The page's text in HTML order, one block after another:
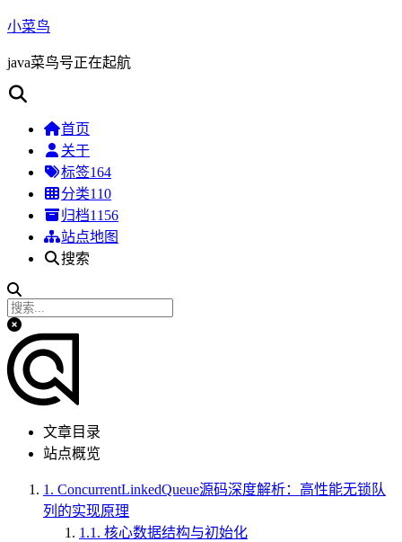
小菜鸟
java菜鸟号正在起航
首页
关于
标签164
分类110
归档1156
站点地图
搜索
文章目录
站点概览
1. ConcurrentLinkedQueue源码深度解析：高性能无锁队
列的实现原理
1.1. 核心数据结构与初始化